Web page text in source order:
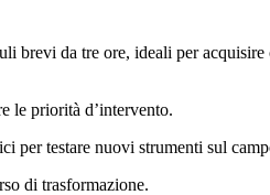
brevi da tre ore, ideali per acquisire
le priorità d’intervento.
per testare nuovi strumenti sul
di trasformazione.